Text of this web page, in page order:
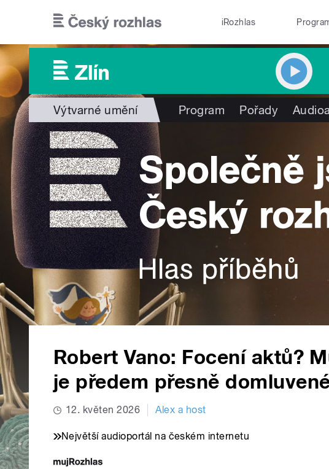
iRozhlas
Výtvarné umění Program Pořady
Robert Vano: Focení aktů?
je předem přesně
12. květen 2026 Alex a host
Největší audioportál na českém internetu